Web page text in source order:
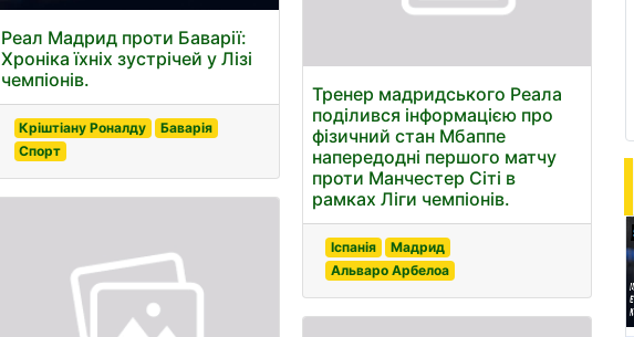
Реал Мадрид проти Баварії:
Хроніка їхніх зустрічей у Лізі
чемпіонів.
Кріштіану Роналду
Баварія
Спорт
Тренер мадридського Реала
поділився інформацією про
фізичний стан Мбаппе
напередодні першого матчу
проти Манчестер Сіті в
рамках Ліги чемпіонів.
Іспанія
Мадрид
Альваро Арбелоа